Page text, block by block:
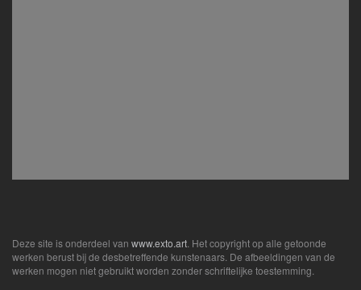
Deze site is onderdeel van www.exto.art . Het copyright op alle getoonde
werken berust bij de desbetreffende kunstenaars. De afbeeldingen van de
werken mogen niet gebruikt worden zonder schriftelijke toestemming.